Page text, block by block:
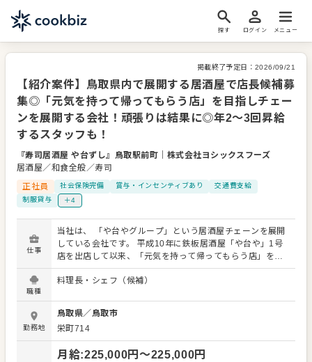
探す ログイン メニュー
掲載終了予定日： 2026/09/21
【紹介案件】鳥取県内で展開する居酒屋で店長候補募
集◎「元気を持って帰ってもらう店」を目指しチェー
ンを展開する会社！頑張りは結果に◎年2～3回昇給
するスタッフも！
『寿司居酒屋 や台ずし』鳥取駅前町
株式会社ヨシックスフーズ
居酒屋／和食全般／寿司
正社員
社会保険完備 賞与・インセンティブあり
交通費支給
制服貸与
＋4
仕事
当社は、 「や台やグループ」という居酒屋チェーンを展開
している会社です。 平成10年に鉄板居酒屋「や台や」1号
店を出店して以来、「元気を持って帰ってもらう店」を目
指し、居心地のいい、どこか懐かしい屋台の雰囲気を生か
したお店づくりで着実に成長。現在は関東・中部・関西・
集しています！ 【店長・マネージャー（候補）の仕事内
容】 店長は、店舗の運営を管理する責任者です。接客をは
じめとする店舗業務はもちろん、スタッフの育成やマネジ
メントといった重要な役割を担います。メインとなるの
職種
料理長・シェフ（候補）
勤務地
鳥取県／ 鳥取市
栄町714
月給:225,000円〜225,000円